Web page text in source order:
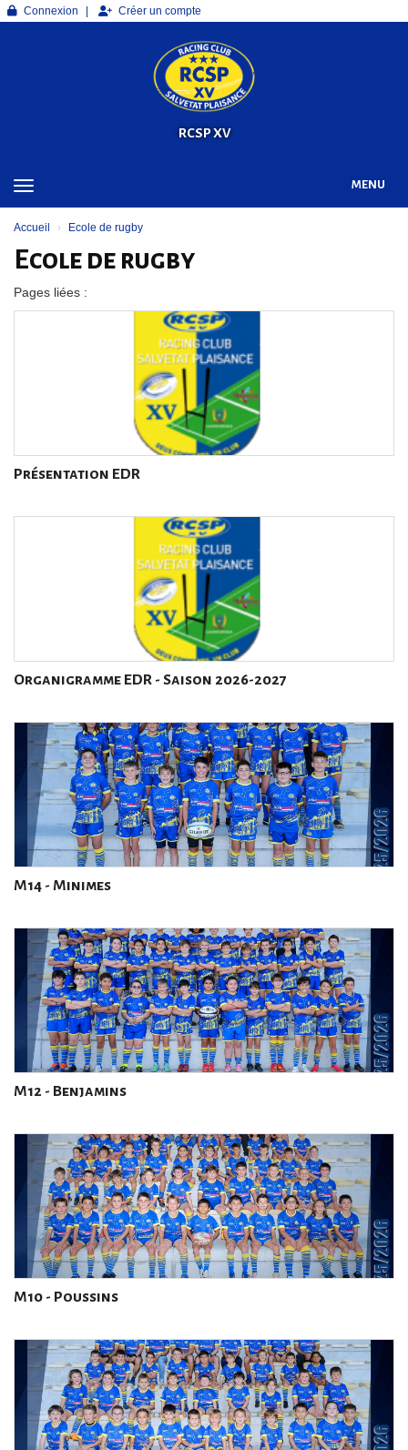
Connexion Créer un compte
RCSP XV
MENU
Accueil Ecole de rugby
Ecole de rugby
Pages liées :
Présentation EDR
Organigramme EDR - Saison 2026-2027
M14 - Minimes
M12 - Benjamins
M10 - Poussins
Panneau de gestion des cookies